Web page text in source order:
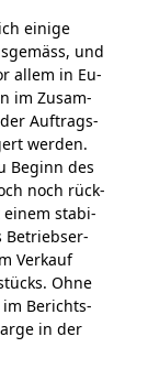
ei­ni­ge
und
al­lem in Eu­
im Zu­sam­
Auf­trags­
wer­den.
Be­ginn des
noch rück­
ei­nem sta­bi­
Be­triebs­er­
Ver­kauf
Ohne
im Berichts­
in der